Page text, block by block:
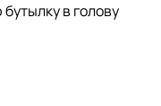
в голову